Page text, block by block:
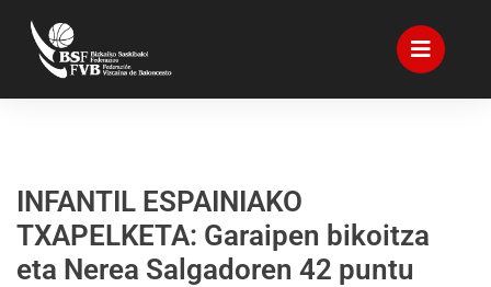
INFANTIL ESPAINIAKO
TXAPELKETA: Garaipen bikoitza
eta Nerea Salgadoren 42 puntu